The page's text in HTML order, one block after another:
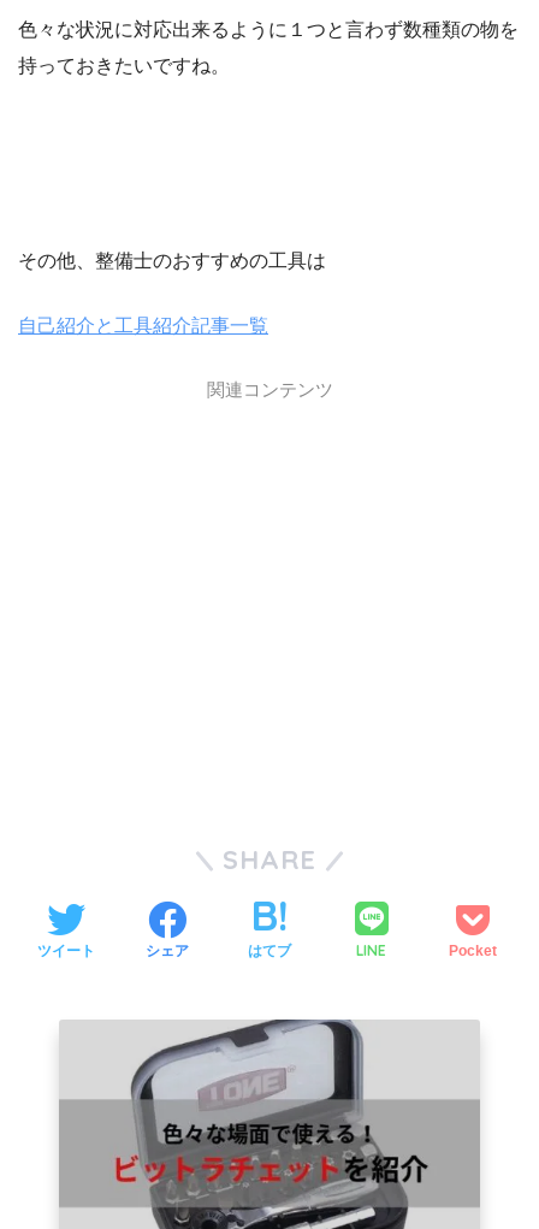
色々な状況に対応出来るように１つと言わず数種類の物を
持っておきたいですね。
その他、整備士のおすすめの工具は
自己紹介と工具紹介記事一覧
関連コンテンツ
SHARE
ツイート シェア はてブ LINE Pocket